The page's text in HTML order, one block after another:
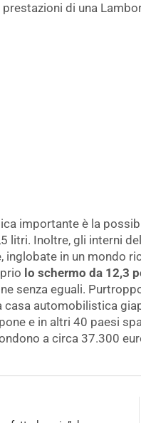
di una
importante è la
litri. Inoltre, gli interni
inglobate in un mondo
lo schermo da 12,3
senza eguali.
casa automobilistica
e in altri 40 paesi
a circa 37.300